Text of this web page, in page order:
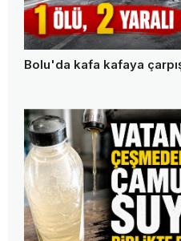
Bolu'da kafa kafaya